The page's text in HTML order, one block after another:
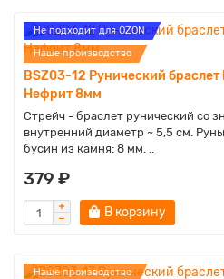
Не подходит для OZON
Наше производство
BSZ03-12 Рунический
Нефрит 8мм
Стрейч - браслет рунический со
внутренний диаметр ~ 5,5 см.
бусин из камня: 8 мм. ..
379 ₽
В корзину
Наше производство